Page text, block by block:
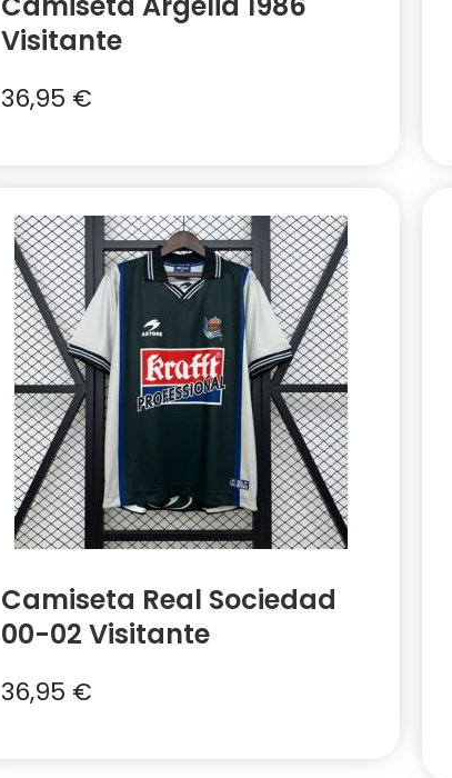
Visitante
36,95 €
Camiseta Real Sociedad
00-02 Visitante
36,95 €